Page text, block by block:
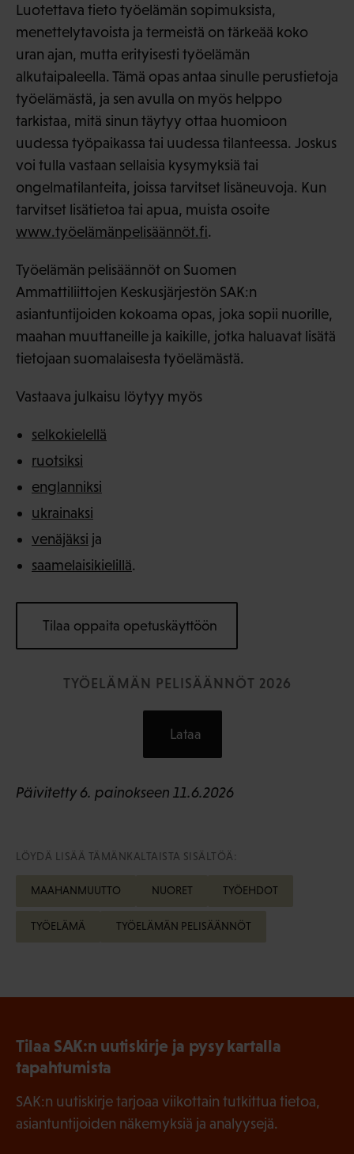
Luotettava tieto työelämän sopimuksista,
menettelytavoista ja termeistä on tärkeää koko
uran ajan, mutta erityisesti työelämän
alkutaipaleella. Tämä opas antaa sinulle perustietoja
työelämästä, ja sen avulla on myös helppo
tarkistaa, mitä sinun täytyy ottaa huomioon
uudessa työpaikassa tai uudessa tilanteessa. Joskus
voi tulla vastaan sellaisia kysymyksiä tai
ongelmatilanteita, joissa tarvitset lisäneuvoja. Kun
tarvitset lisätietoa tai apua, muista osoite
www.työelämänpelisäännöt.fi.
Työelämän pelisäännöt on Suomen
Ammattiliittojen Keskusjärjestön SAK:n
asiantuntijoiden kokoama opas, joka sopii nuorille,
maahan muuttaneille ja kaikille, jotka haluavat lisätä
tietojaan suomalaisesta työelämästä.
Vastaava julkaisu löytyy myös
selkokielellä
ruotsiksi
englanniksi
ukrainaksi
venäjäksi ja
saamelaisikielillä.
Tilaa oppaita opetuskäyttöön
TYÖELÄMÄN PELISÄÄNNÖT 2026
Lataa
Päivitetty 6. painokseen 11.6.2026
LÖYDÄ LISÄÄ TÄMÄNKALTAISTA SISÄLTÖÄ:
MAAHANMUUTTO NUORET TYÖEHDOT
TYÖELÄMÄ TYÖELÄMÄN PELISÄÄNNÖT
Tilaa SAK:n uutiskirje ja pysy kartalla
tapahtumista
SAK:n uutiskirje tarjoaa viikottain tutkittua tietoa,
asiantuntijoiden näkemyksiä ja analyysejä.